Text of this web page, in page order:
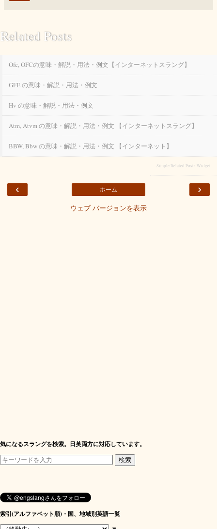
Related Posts
Ofc, OFCの意味・解説・用法・例文【インターネットスラング】
GFE の意味・解説・用法・例文
Hv の意味・解説・用法・例文
Atm, Atvm の意味・解説・用法・例文 【インターネットスラング】
BBW, Bbw の意味・解説・用法・例文 【インターネット】
Simple Related Posts Widget
‹ ›
ホーム
ウェブ バージョンを表示
気になるスラングを検索。日英両方に対応しています。
索引(アルファベット順)・国、地域別英語一覧